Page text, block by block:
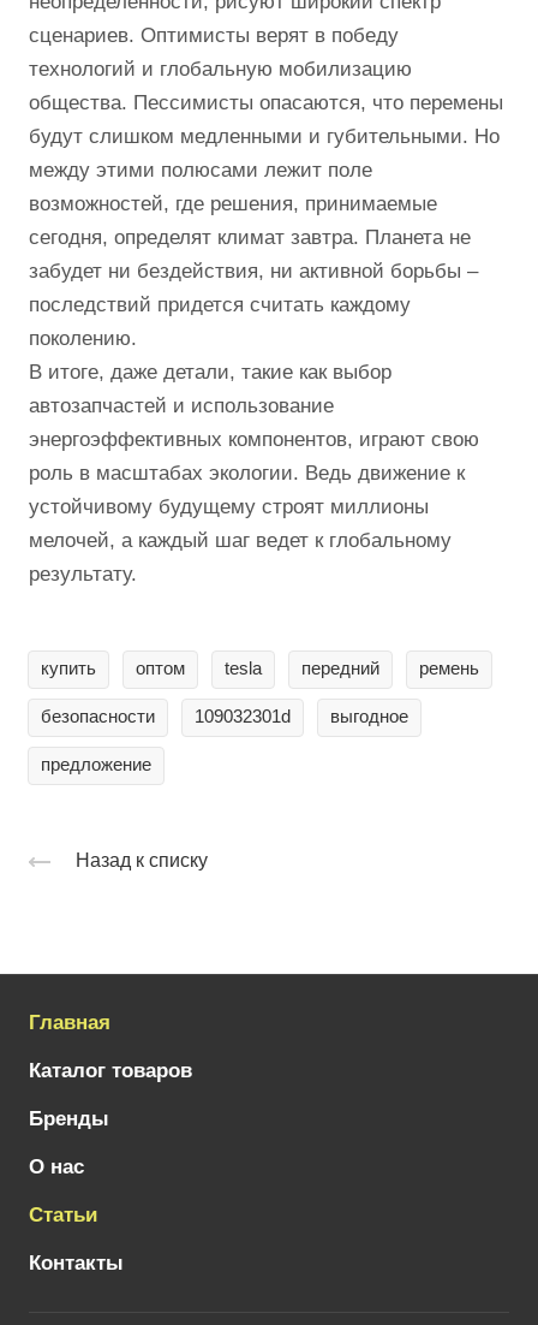
сценариев. Оптимисты верят в победу
технологий и глобальную мобилизацию
общества. Пессимисты опасаются, что перемены
будут слишком медленными и губительными. Но
между этими полюсами лежит поле
возможностей, где решения, принимаемые
сегодня, определят климат завтра. Планета не
забудет ни бездействия, ни активной борьбы –
последствий придется считать каждому
поколению.
В итоге, даже детали, такие как выбор
автозапчастей и использование
энергоэффективных компонентов, играют свою
роль в масштабах экологии. Ведь движение к
устойчивому будущему строят миллионы
мелочей, а каждый шаг ведет к глобальному
результату.
купить оптом tesla передний ремень
безопасности 109032301d выгодное
предложение
Назад к списку
Главная
Каталог товаров
Бренды
О нас
Статьи
Контакты